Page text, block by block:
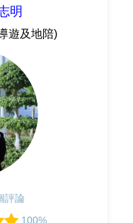
明
遊及地陪)
評論
100%